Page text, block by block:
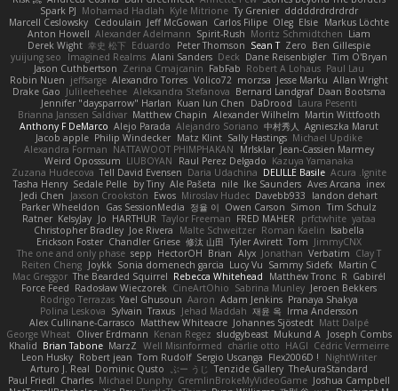
Spark PJ Mohamad Hadlah Kyle Mitrione Ty Grenier dddddrdrdrdrdr
Marcell Ceslowsky Cedoulain Jeff McGowan Carlos Filipe Oleg Elsie Markus Löchte
Anton Howell Alexander Adelmann Spirit-Rush Moritz Schmidtchen Liam
Derek Wight 幸史 松下 Eduardo Peter Thomson Sean T Zero Ben Gillespie
yuijung seo
Imagined Realms Alani Sanders Deck Dane Reisenbigler Tim O'Bryan
Jason Cuthbertson Zerina Cmajcanin FabFab Robert A Lohaus Paul Lau
Robin Nuen jeffsarge Alexandro Torres Volico72 morzsa Jesse Marku Allan Wright
Drake Gao Julileeheehee Aleksandra Stefanova Bernard Landgraf Daan Bootsma
Jennifer "daysparrow" Harlan Kuan lun Chen DaDrood Laura Pesenti
Brianna Janssen Saldivar Matthew Chapin Alexander Wilhelm Martin Wittfooth
Anthony F DeMarco Alejo Parada Alejandro Soriano 中村秀人
Agnieszka Marut
Jacob apple Philip Windecker Matz Klint Sally Hastings Michael Updike
Alexandra Forman NATTAWOOT PHIMPHAKAN MrIsklar Jean-Cassien Marmey
Weird Oposssum LIUBOYAN Raul Perez Delgado Kazuya Yamanaka
Zuzana Hudecova Tell David Evensen Daria Udachina DELILLE Basile Acura .Ignite
Tasha Henry Sedale Pelle by Tiny Ale Pašeta nile Ike Saunders Aves Arcana inex
Jedi Chen
Jaxson Crookston Ewos Miroslav Hudec Davebb933
landon dehart
Parker Wheeldon
Gas SessionMedia 정율 이 Owen Carson Simon Tim Schulz
Ratner KelsyJay Jo HARTHUR Taylor Freeman FRED MAHER prfctwhite yataa
Christopher Bradley Joe Rivera Malte Schweitzer Roman Kaelin Isabella
Erickson Foster Chandler Griese 修汰 山田 Tyler Avirett Tom JimmyCNX
The one and only phase sepp HectorOH Brian Alyx Jonathan Verbatim Clay T
Reiten Cheng Joykk Sonia domenech garcia Lucy Vu Sammy Sidefx Martin C
Mac Greggor The Bearded Squirrel Rebecca Whitehead Matthew Tronc R Gabirél
Force Feed Radosław Wieczorek CineArtOhio Sabrina Munley Jeroen Bekkers
Rodrigo Terrazas Yael Ghusoun Aaron Adam Jenkins Pranaya Shakya
Polina Leskova Sylvain Traxus Jehad Maddah 재윤 옥 Irma Andersson
Alex Cullinane-Carrasco Matthew Whiteacre Johannes Sjöstedt Matt Dalpé
George Wheat Oliver Erdmann Kenan Regez sludgybeast Mukund A Joseph Combs
Khalid Brian Tabone MarzZ Well Misinformed charlie otto HAGI Cédric Vermeirre
Leon Husky Robert jean Tom Rudolf Sergio Uscanga Flex2006D !
NightWriter
Arturo J. Real Dominic Qusto ぶー うじ Tenzide Gallery TheAuraStandard
Paul Friedl Charles Michael Dunphy GremlinBrokeMyVideoGame Joshua Campbell